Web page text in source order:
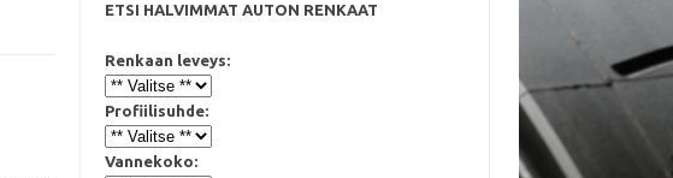
ETSI HALVIMMAT AUTON RENKAAT
Renkaan leveys:
Profiilisuhde:
Vannekoko: